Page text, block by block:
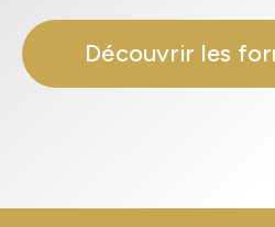
Découvrir les